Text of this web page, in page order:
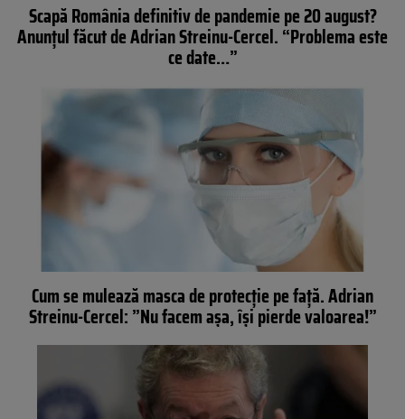
Scapă România definitiv de pandemie pe 20 august?
Anunțul făcut de Adrian Streinu-Cercel. “Problema este
ce date…”
Cum se mulează masca de protecție pe față. Adrian
Streinu-Cercel: ”Nu facem așa, își pierde valoarea!”